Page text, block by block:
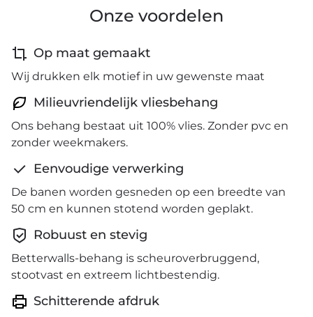
Onze voordelen
Op maat gemaakt
Wij drukken elk motief in uw gewenste maat
Milieuvriendelijk vliesbehang
Ons behang bestaat uit 100% vlies. Zonder pvc en
zonder weekmakers.
Eenvoudige verwerking
De banen worden gesneden op een breedte van
50 cm en kunnen stotend worden geplakt.
Robuust en stevig
Betterwalls-behang is scheuroverbruggend,
stootvast en extreem lichtbestendig.
Schitterende afdruk